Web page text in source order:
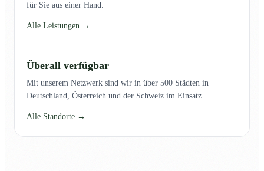
für Sie aus einer Hand.
Alle Leistungen →
Überall verfügbar
Mit unserem Netzwerk sind wir in über 500 Städten in
Deutschland, Österreich und der Schweiz im Einsatz.
Alle Standorte →